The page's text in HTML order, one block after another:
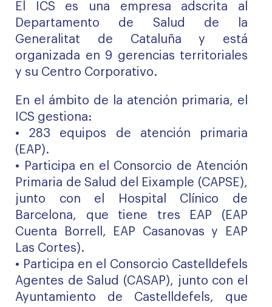
El ICS es una empresa adscrita al
Departamento de Salud de la
Generalitat de Cataluña y está
organizada en 9 gerencias territoriales
y su Centro Corporativo.
En el ámbito de la atención primaria, el
ICS gestiona:
• 283 equipos de atención primaria
(EAP).
• Participa en el Consorcio de Atención
Primaria de Salud del Eixample (CAPSE),
junto con el Hospital Clínico de
Barcelona, que tiene tres EAP (EAP
Cuenta Borrell, EAP Casanovas y EAP
Las Cortes).
• Participa en el Consorcio Castelldefels
Agentes de Salud (CASAP), junto con el
Ayuntamiento de Castelldefels, que